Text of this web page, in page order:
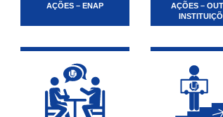
AÇÕES – ENAP
AÇÕES –